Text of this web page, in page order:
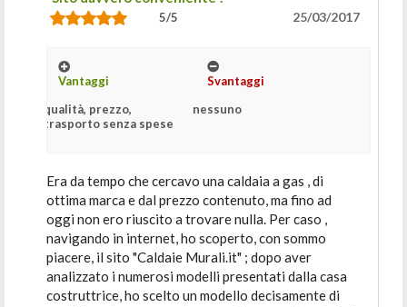
5/5 25/03/2017
Vantaggi
qualità, prezzo,
trasporto senza spese
Svantaggi
nessuno
Era da tempo che cercavo una caldaia a gas , di
ottima marca e dal prezzo contenuto, ma fino ad
oggi non ero riuscito a trovare nulla. Per caso ,
navigando in internet, ho scoperto, con sommo
piacere, il sito "Caldaie Murali.it" ; dopo aver
analizzato i numerosi modelli presentati dalla casa
costruttrice, ho scelto un modello decisamente di